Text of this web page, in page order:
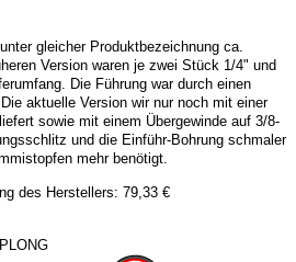
gleicher Produktbezeichnung ca.
Version waren je zwei Stück 1/4" und
Die Führung war durch einen
aktuelle Version wir nur noch mit einer
sowie mit einem Übergewinde auf 3/8-
und die Einführ-Bohrung schmaler
mehr benötigt.
des Herstellers: 79,33 €